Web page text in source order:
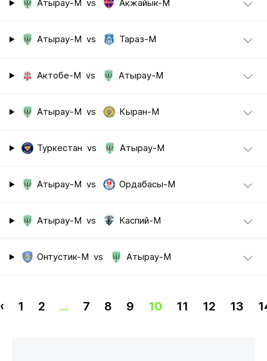
Атырау-М vs Акжайык-М
Атырау-М vs Тараз-М
Актобе-М vs Атырау-М
Атырау-М vs Кыран-М
Туркестан vs Атырау-М
Атырау-М vs Ордабасы-М
Атырау-М vs Каспий-М
Онтустик-М vs Атырау-М
‹ 1 2 ... 7 8 9 10 11 12 13